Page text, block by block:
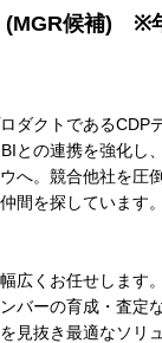
(MGR候補) ※
ダクトである
との連携を強化し
へ。競合他社を圧
間を探しています。
広くお任せします。
バーの育成・査定
見抜き最適なソリ